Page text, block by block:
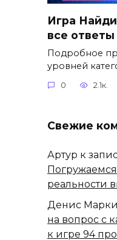
Игра
все
Подробное
уровней
0 2.1к.
Свежие
Артур к
реальности
Денис
на вопрос с
к игре 94